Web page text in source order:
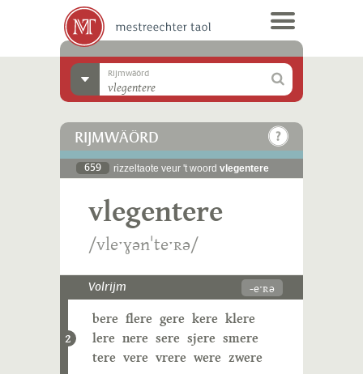
Rijmwäörd
RIJMWÄÖRD
659 rizzeltaote veur 't woord vlegentere
vlegentere
/vleˑɣənˈteˑʀə/
Volrijm -eˑʀə
2
bere flere gere kere klere
lere nere sere sjere smere
tere vere vrere were zwere